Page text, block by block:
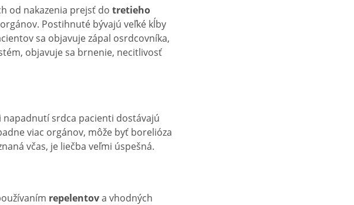
od nakazenia prejsť do tretieho
orgánov. Postihnuté bývajú veľké kĺby
sa objavuje zápal osrdcovníka,
objavuje sa brnenie, necitlivosť
srdca pacienti dostávajú
viac orgánov, môže byť borelióza
včas, je liečba veľmi úspešná.
repelentova vhodných